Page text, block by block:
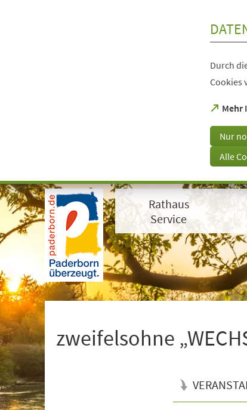
Visuelle
Assistenzsoftware
öffnen.
der
Tastatur
erreichbar
+
1
Durch
Cookies
Mehr
(Öffnet
einem
neuen
Tab)
Nur
Alle
Rathaus
Service
zweifelsohne